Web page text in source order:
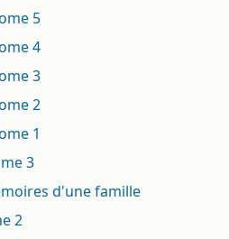
5
4
3
2
1
3
d'une famille
2